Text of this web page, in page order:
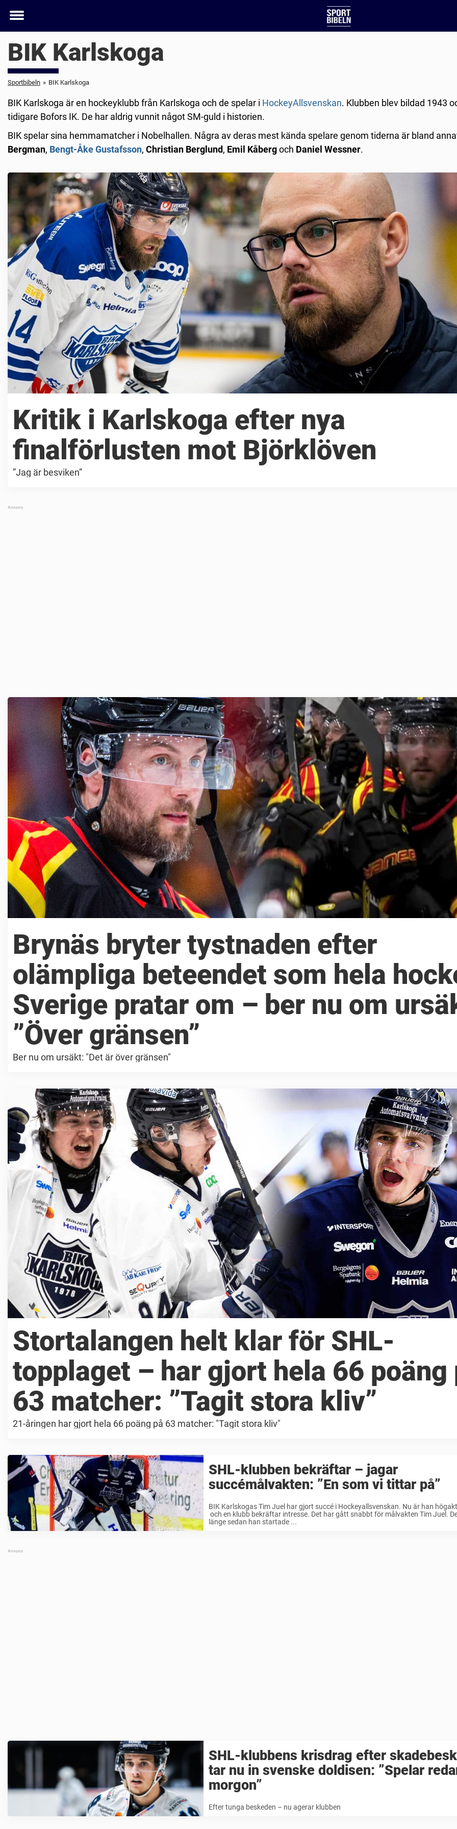
Toggle
BIK Karlskoga
Sportbibeln » BIK Karlskoga
BIK Karlskoga är en hockeyklubb från Karlskoga och de spelar i HockeyAllsvenskan. Klubben blev bildad 1943
tidigare Bofors IK. De har aldrig vunnit något SM-guld i historien.
BIK spelar sina hemmamatcher i Nobelhallen. Några av deras mest kända spelare genom tiderna är bland
Bergman, Bengt-Åke Gustafsson, Christian Berglund, Emil Kåbergoch Daniel Wessner.
Kritik i Karlskoga efter nya
finalförlusten mot Björklöven
”Jag är besviken”
Brynäs bryter tystnaden efter
olämpliga beteendet som hela
Sverige pratar om – ber nu om
”Över gränsen”
Ber nu om ursäkt: "Det är över gränsen"
Stortalangen helt klar för SHL-
topplaget – har gjort hela 66 poäng
63 matcher: ”Tagit stora kliv”
21-åringen har gjort hela 66 poäng på 63 matcher: "Tagit stora kliv"
SHL-klubben bekräftar – jagar
succémålvakten: ”En som vi tittar på”
BIK Karlskogas Tim Juel har gjort succé i Hockeyallsvenskan. Nu är han
och en klubb bekräftar intresse. Det har gått snabbt för målvakten Tim Juel.
länge sedan han startade ...
SHL-klubbens krisdrag efter
tar nu in svenske doldisen: ”Spelar
morgon”
Efter tunga beskeden – nu agerar klubben